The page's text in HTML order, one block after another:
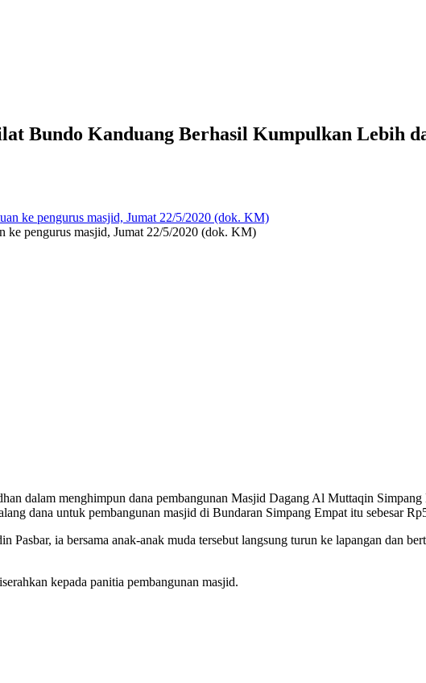
Bundo Kanduang Berhasil Kumpulkan Lebih
ke pengurus masjid, Jumat 22/5/2020 (dok. KM)
dalam menghimpun dana pembangunan Masjid Dagang Al Muttaqin
dana untuk pembangunan masjid di Bundaran Simpang Empat itu sebesar
ia bersama anak-anak muda tersebut langsung turun ke lapangan dan
kepada panitia pembangunan masjid.